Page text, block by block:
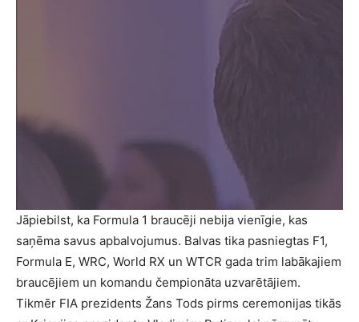
Jāpiebilst, ka Formula 1 braucēji nebija vienīgie, kas
saņēma savus apbalvojumus. Balvas tika pasniegtas F1,
Formula E, WRC, World RX un WTCR gada trim labākajiem
braucējiem un komandu čempionāta uzvarētājiem.
Tikmēr FIA prezidents Žans Tods pirms ceremonijas tikās